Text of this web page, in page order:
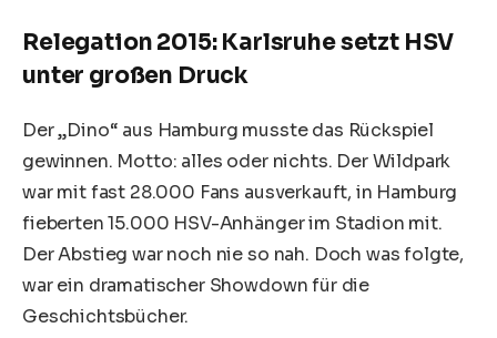
Relegation 2015: Karlsruhe setzt HSV
unter großen Druck
Der „Dino“ aus Hamburg musste das Rückspiel
gewinnen. Motto: alles oder nichts. Der Wildpark
war mit fast 28.000 Fans ausverkauft, in Hamburg
fieberten 15.000 HSV-Anhänger im Stadion mit.
Der Abstieg war noch nie so nah. Doch was folgte,
war ein dramatischer Showdown für die
Geschichtsbücher.